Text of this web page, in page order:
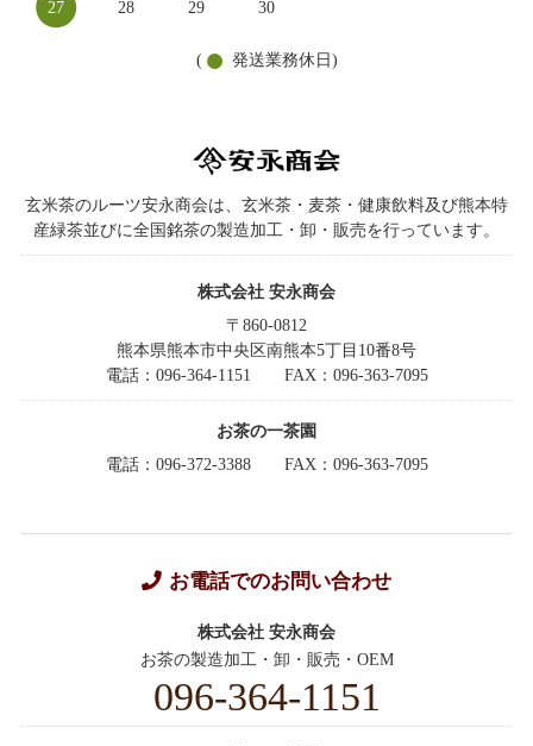
27 28 29 30
( 発送業務休日)
玄米茶のルーツ安永商会は、玄米茶・麦茶・健康飲料及び熊本特
産緑茶並びに全国銘茶の製造加工・卸・販売を行っています。
株式会社 安永商会
〒860-0812
熊本県熊本市中央区南熊本5丁目10番8号
電話：096-364-1151
FAX：096-363-7095
お茶の一茶園
電話：096-372-3388
FAX：096-363-7095
お電話でのお問い合わせ
株式会社 安永商会
お茶の製造加工・卸・販売・OEM
096-364-1151